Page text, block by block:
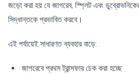
জড়ো করা হয় যে জাগরেব, স্প্লিট এবং
সিদ্ধান্তকে প্রভাবিত করবে।
এই পর্যায়েই সাধারণত ব্যবহার বাড়ে:
জাগরেবে প্রথম ট্রান্সফার চেক করা হচ্ছে